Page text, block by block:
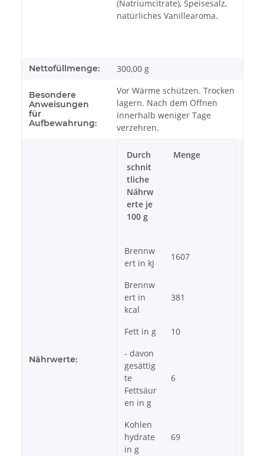
(Natriumcitrate), Speisesalz,
natürliches Vanillearoma.
Nettofüllmenge: 300,00 g
Besondere
Anweisungen
für
Aufbewahrung:
Vor Wärme schützen. Trocken
lagern. Nach dem Öffnen
innerhalb weniger Tage
verzehren.
Nährwerte:
Durch
schnit
tliche
Nährw
erte je
100 g
Menge
Brennw
ert in kJ
1607
Brennw
ert in
kcal
381
Fett in g
10
- davon
gesättig
te
Fettsäur
en in g
6
Kohlen
hydrate
in g
69